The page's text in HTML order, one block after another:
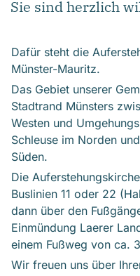
Sie sind herzlich
Dafür steht die
Münster-Mauritz.
Das Gebiet unserer
Stadtrand Münsters
Westen und
Schleuse im Norden
Süden.
Die
Buslinien 11 oder 22
dann über den
Einmündung Laerer
einem Fußweg von ca.
Wir freuen uns über